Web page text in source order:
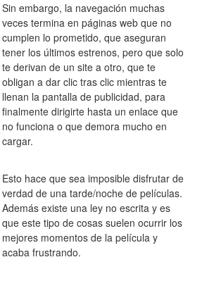
Sin embargo, la navegación muchas
veces termina en páginas web que no
cumplen lo prometido, que aseguran
tener los últimos estrenos, pero que solo
te derivan de un site a otro, que te
obligan a dar clic tras clic mientras te
llenan la pantalla de publicidad, para
finalmente dirigirte hasta un enlace que
no funciona o que demora mucho en
cargar.
Esto hace que sea imposible disfrutar de
verdad de una tarde/noche de películas.
Además existe una ley no escrita y es
que este tipo de cosas suelen ocurrir los
mejores momentos de la película y
acaba frustrando.